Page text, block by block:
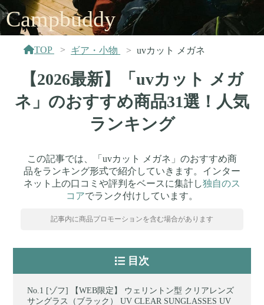
Campbuddy
TOP ギア・小物 uvカット メガネ
【2026最新】「uvカット メガ
ネ」のおすすめ商品31選！人気
ランキング
この記事では、「uvカット メガネ」のおすすめ商
品をランキング形式で紹介していきます。インター
ネット上の口コミや評判をベースに集計し独自のス
コアでランク付けしています。
記事内に商品プロモーションを含む場合があります
目次
[ゾフ] 【WEB限定】 ウェリントン型 クリアレンズ
サングラス（ブラック） UV CLEAR SUNGLASSES UV